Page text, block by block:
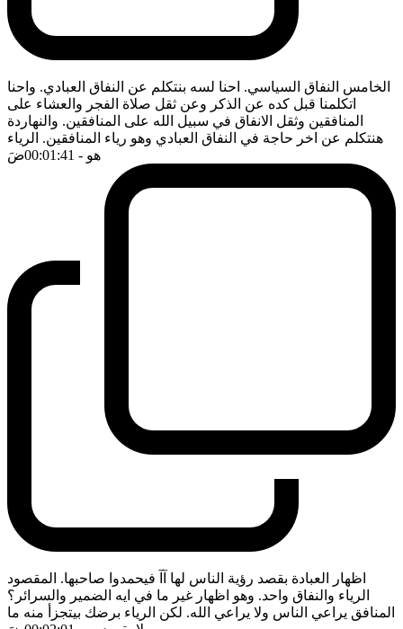
الخامس النفاق السياسي. احنا لسه بنتكلم عن النفاق العبادي. واحنا
اتكلمنا قبل كده عن الذكر وعن ثقل صلاة الفجر والعشاء على
المنافقين وثقل الانفاق في سبيل الله على المنافقين. والنهاردة
هنتكلم عن اخر حاجة في النفاق العبادي وهو رياء المنافقين. الرياء
هو - 00:01:41 ضَ
اظهار العبادة بقصد رؤية الناس لها آآ فيحمدوا صاحبها. المقصود
الرياء والنفاق واحد. وهو اظهار غير ما في ايه الضمير والسرائر؟
المنافق يراعي الناس ولا يراعي الله. لكن الرياء برضك بيتجزأ منه ما